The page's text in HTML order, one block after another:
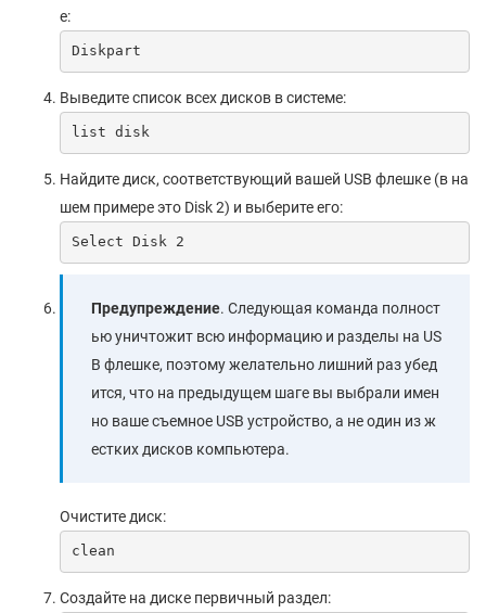
е:
Diskpart
Выведите список всех дисков в системе:
list disk
Найдите диск, соответствующий вашей USB флешке (в на
шем примере это Disk 2) и выберите его:
Select Disk 2
Предупреждение. Следующая команда полност
ью уничтожит всю информацию и разделы на US
B флешке, поэтому желательно лишний раз убед
ится, что на предыдущем шаге вы выбрали имен
но ваше съемное USB устройство, а не один из ж
естких дисков компьютера.
Очистите диск:
clean
Создайте на диске первичный раздел: